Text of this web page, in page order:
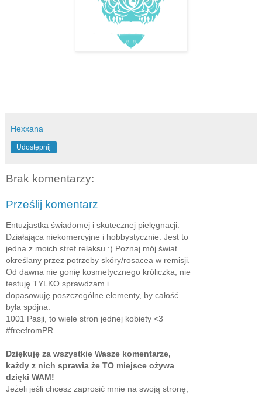
Hexxana
Udostępnij
Brak komentarzy:
Prześlij komentarz
Entuzjastka świadomej i skutecznej pielęgnacji.
Działająca niekomercyjne i hobbystycznie. Jest to
jedna z moich stref relaksu :) Poznaj mój świat
określany przez potrzeby skóry/rosacea w remisji.
Od dawna nie gonię kosmetycznego króliczka, nie
testuję TYLKO sprawdzam i
dopasowuję poszczególne elementy, by całość
była spójna.
1001 Pasji, to wiele stron jednej kobiety <3
#freefromPR
Dziękuję za wszystkie Wasze komentarze,
każdy z nich sprawia że TO miejsce ożywa
dzięki WAM!
Jeżeli jeśli chcesz zaprosić mnie na swoją stronę,